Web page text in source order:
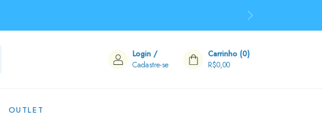
Login /
Cadastre-se
Carrinho (0)
R$0,00
OUTLET